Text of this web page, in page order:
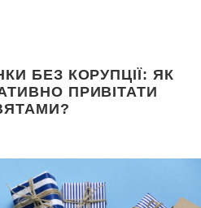
БЕЗ КОРУПЦІЇ: ЯК
ПРИВІТАТИ